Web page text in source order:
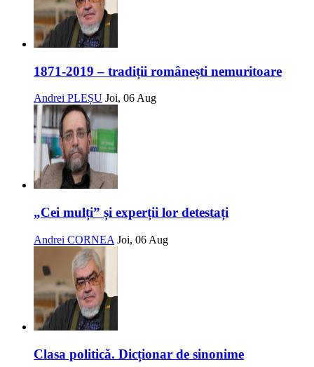
1871-2019 – tradiții românești nemuritoare
Andrei PLEȘU Joi, 06 Aug
„Cei mulți” și experții lor detestați
Andrei CORNEA Joi, 06 Aug
Clasa politică. Dicționar de sinonime